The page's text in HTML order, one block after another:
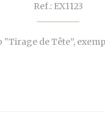
Ref.: EX1123
"Tirage de Tête”,